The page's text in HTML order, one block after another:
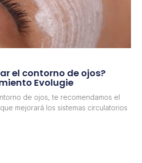
el contorno de ojos?
Evolugie
de ojos, te recomendamos el
mejorará los sistemas circulatorios